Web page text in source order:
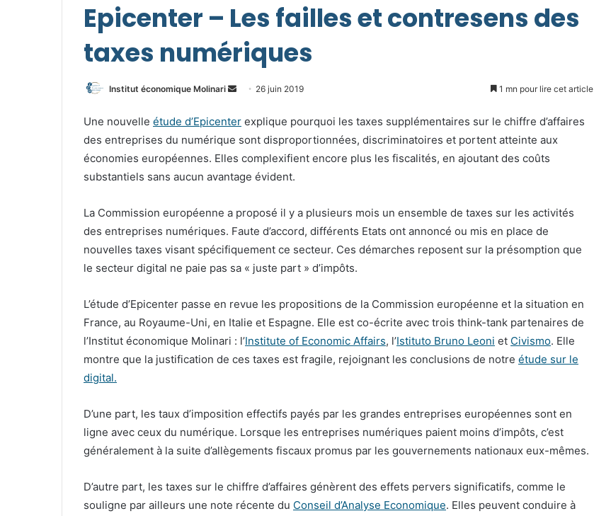
Epicenter – Les failles et contresens des
taxes numériques
Institut économique Molinari
Envoyer
courriel
26 juin 2019 1 mn pour lire cet article
Une nouvelle étude d’Epicenter explique pourquoi les taxes supplémentaires sur le chiffre d’affaires
des entreprises du numérique sont disproportionnées, discriminatoires et portent atteinte aux
économies européennes. Elles complexifient encore plus les fiscalités, en ajoutant des coûts
substantiels sans aucun avantage évident.
La Commission européenne a proposé il y a plusieurs mois un ensemble de taxes sur les activités
des entreprises numériques. Faute d’accord, différents Etats ont annoncé ou mis en place de
nouvelles taxes visant spécifiquement ce secteur. Ces démarches reposent sur la présomption que
le secteur digital ne paie pas sa « juste part » d’impôts.
L’étude d’Epicenter passe en revue les propositions de la Commission européenne et la situation en
France, au Royaume-Uni, en Italie et Espagne. Elle est co-écrite avec trois think-tank partenaires de
l’Institut économique Molinari : l’Institute of Economic Affairs, l’Istituto Bruno Leoni et Civismo. Elle
montre que la justification de ces taxes est fragile, rejoignant les conclusions de notre étude sur le
digital.
D’une part, les taux d’imposition effectifs payés par les grandes entreprises européennes sont en
ligne avec ceux du numérique. Lorsque les entreprises numériques paient moins d’impôts, c’est
généralement à la suite d’allègements fiscaux promus par les gouvernements nationaux eux-mêmes.
D’autre part, les taxes sur le chiffre d’affaires génèrent des effets pervers significatifs, comme le
souligne par ailleurs une note récente du Conseil d’Analyse Economique. Elles peuvent conduire à